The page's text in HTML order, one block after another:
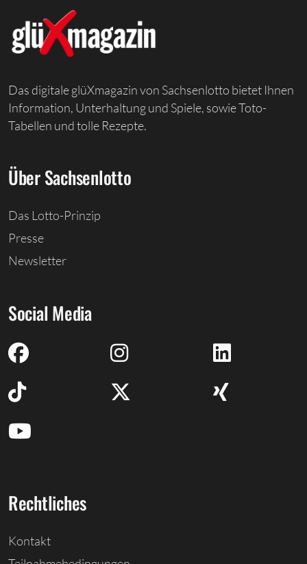
Das digitale glüXmagazin von Sachsenlotto bietet Ihnen
Information, Unterhaltung und Spiele, sowie Toto-
Tabellen und tolle Rezepte.
Über Sachsenlotto
Das Lotto-Prinzip
Presse
Newsletter
Social Media
Rechtliches
Kontakt